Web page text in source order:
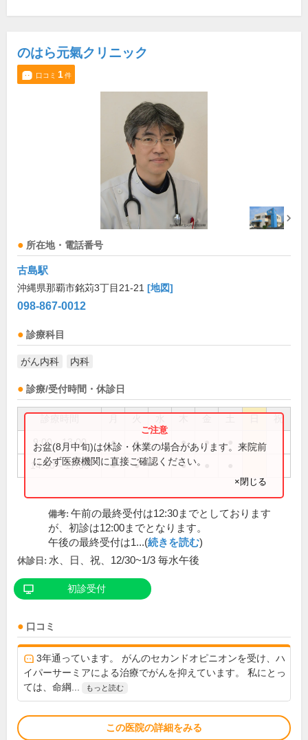
のはら元氣クリニック
口コミ 1件
所在地・電話番号
古島駅
沖縄県那覇市銘苅3丁目21-21 [地図]
098-867-0012
診療科目
がん内科 内科
診療/受付時間・休診日
祝
9:00～13:00 ● ● ● ●
14:30～17:30 ● ● ●
お盆(8月中旬)は休診・休業の場合があります。来院前
に必ず医療機関に直接ご確認ください。
×閉じる
備考: 午前の最終受付は12:30までとしております
が、初診は12:00までとなります。
午後の最終受付は1...(続きを読む)
休診日: 水、日、祝、12/30~1/3 毎水午後
初診受付
口コミ
3年通っています。 がんのセカンドオピニオンを受け、ハ
イパーサーミアによる治療でがんを抑えています。 私にとっ
ては、命綱...
もっと読む
この医院の詳細をみる